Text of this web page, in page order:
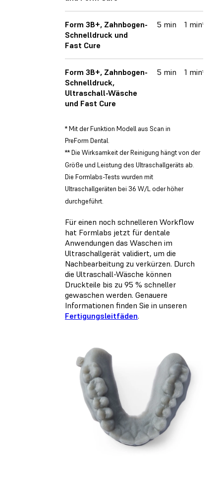
Form 3B+, Zahnbogen-
Schnelldruck und
Fast Cure
5 min 1 min*
Form 3B+, Zahnbogen-
Schnelldruck,
Ultraschall-Wäsche
und Fast Cure
5 min 1 min*
* Mit der Funktion Modell aus Scan in
PreForm Dental.
** Die Wirksamkeit der Reinigung hängt von der
Größe und Leistung des Ultraschallgeräts ab.
Die Formlabs-Tests wurden mit
Ultraschallgeräten bei 36 W/L oder höher
durchgeführt.
Für einen noch schnelleren Workflow
hat Formlabs jetzt für dentale
Anwendungen das Waschen im
Ultraschallgerät validiert, um die
Nachbearbeitung zu verkürzen. Durch
die Ultraschall-Wäsche können
Druckteile bis zu 95 % schneller
gewaschen werden. Genauere
Informationen finden Sie in unseren
Fertigungsleitfäden.